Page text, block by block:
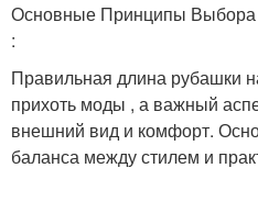
Основные Принципы
:
Правильная длина рубашки
прихоть моды , а важный
внешний вид и комфорт.
баланса между стилем и